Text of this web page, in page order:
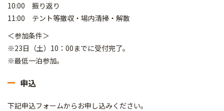
10:00 振り返り
11:00 テント等撤収・場内清掃・解散
＜参加条件＞
※23日（土）10：00までに受付完了。
※最低一泊参加。
申込
下記申込フォームからお申し込みください。